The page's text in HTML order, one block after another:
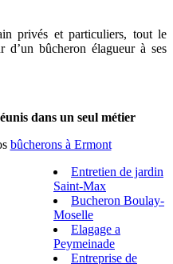
privés et particuliers, tout le
bûcheron élagueur à ses
dans un seul métier
bûcherons à Ermont
Entretien de jardin
Saint-Max
Bucheron Boulay-
Moselle
Elagage a
Peymeinade
Entreprise de